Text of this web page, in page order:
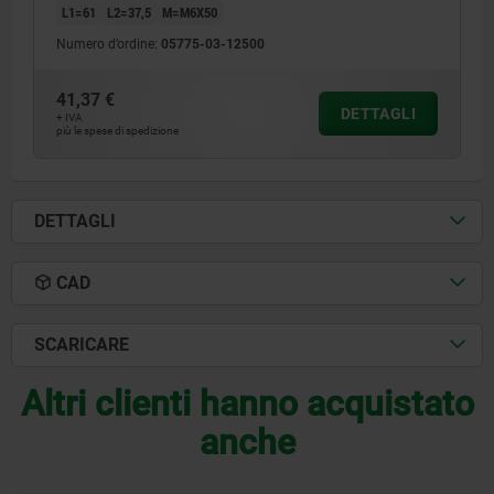
L1=61
L2=37,5 M=M6X50
Numero d’ordine: 05775-03-12500
41,37 €
+ IVA
più le spese di spedizione
DETTAGLI
DETTAGLI
CAD
SCARICARE
Altri clienti hanno acquistato
anche